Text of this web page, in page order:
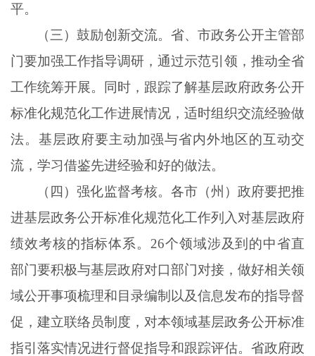
平。
（三）鼓励创新交流。省、市政务公开主管部
门要加强工作指导调研，通过示范引领，推动全省
工作统筹开展。同时，跟踪了解基层政府政务公开
标准化规范化工作进展情况，适时组织交流经验做
法。基层政府要主动加强与省内外地区的互动交
流，学习借鉴先进经验和好的做法。
（四）强化监督考核。各市（州）政府要把推
进基层政务公开标准化规范化工作列入对基层政府
绩效考核的指标体系。 26个领域涉及到的中省直
部门要积极与基层政府对口部门对接，做好相关领
域公开事项梳理和目录编制以及信息发布的指导督
促，建立联络员制度，对本领域基层政务公开标准
指引落实情况进行督促指导和跟踪评估。省政府政